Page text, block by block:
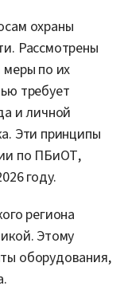
охраны
Рассмотрены
меры по их
требует
и личной
Эти принципы
по ПБиОТ,
году.
региона
Этому
оборудования,